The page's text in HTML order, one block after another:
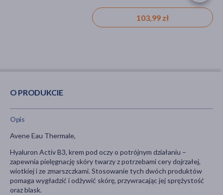
19,99 zł
117,99 zł
103,99 zł
O PRODUKCIE
Opis
Avene Eau Thermale,
Hyaluron Activ B3, krem pod oczy o potrójnym działaniu –
zapewnia pielęgnację skóry twarzy z potrzebami cery dojrzałej,
wiotkiej i ze zmarszczkami. Stosowanie tych dwóch produktów
pomaga wygładzić i odżywić skórę, przywracając jej sprężystość
oraz blask.